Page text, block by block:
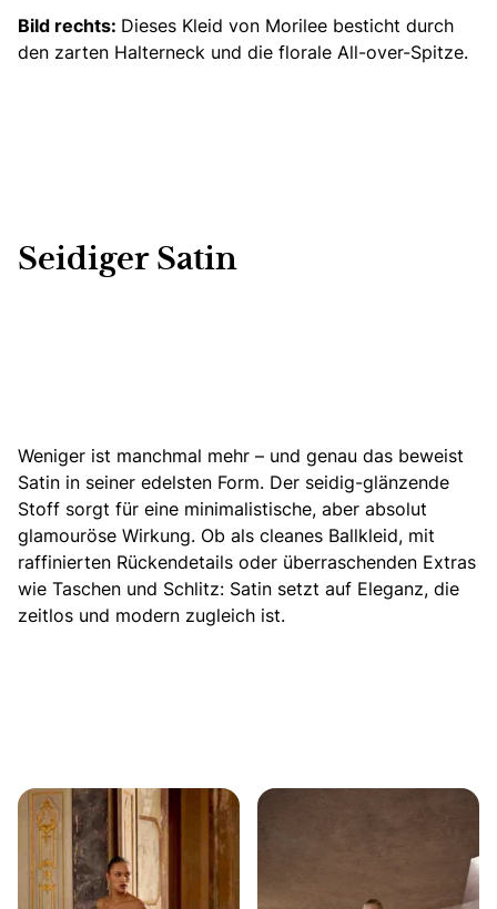
Bild rechts: Dieses Kleid von Morilee besticht durch
den zarten Halterneck und die florale All-over-Spitze.
Seidiger Satin
Weniger ist manchmal mehr – und genau das beweist
Satin in seiner edelsten Form. Der seidig-glänzende
Stoff sorgt für eine minimalistische, aber absolut
glamouröse Wirkung. Ob als cleanes Ballkleid, mit
raffinierten Rückendetails oder überraschenden Extras
wie Taschen und Schlitz: Satin setzt auf Eleganz, die
zeitlos und modern zugleich ist.